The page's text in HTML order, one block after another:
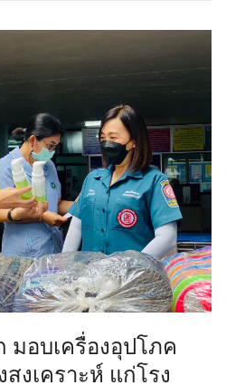
อบเครื่องอุปโภค
งเคราะห์ แก่โรง